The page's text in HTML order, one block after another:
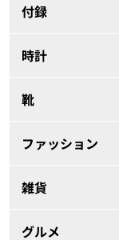
付録
時計
靴
ファッション
雑貨
グルメ